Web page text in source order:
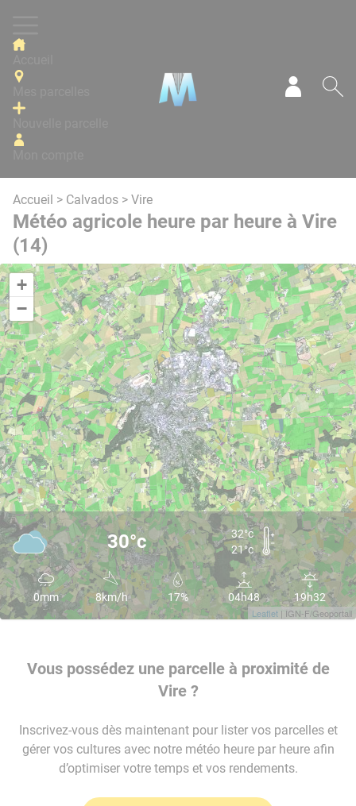
Accueil > Calvados > Vire
Météo agricole heure par heure à Vire
(14)
+
−
Leaflet | IGN-F/Geoportail
30°c
32°c
21°c
0mm 8km/h 17% 04h48 19h32
Vous possédez une parcelle à proximité de
Vire ?
Inscrivez-vous dès maintenant pour lister vos parcelles et
gérer vos cultures avec notre météo heure par heure afin
d’optimiser votre temps et vos rendements.